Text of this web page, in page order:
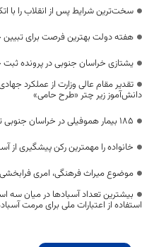
سخت‌ترین شرایط پس از انقلاب را با
هفته دولت بهترین فرصت برای
یشتازی خراسان جنوبی در پرونده ثبت
دانش‌آموز زیر چتر «طرح حامی»
۱۸۵ بیمار هموفیلی در خراسان جنوبی تحت پوشش خدمات بیمه سلامت قرار دارند
خانواده را مهمترین رکن پیشگیری از
موضوع میراث فرهنگی، امری
بیشترین تعداد آسبادها در میان
استفاده از اعتبارات ملی برای مرمت